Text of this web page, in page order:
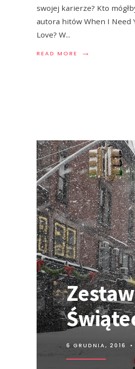
swojej karierze? Kto
autora hitów When I Need
Love? W...
READ MORE →
6 GRUDNIA, 2016 •